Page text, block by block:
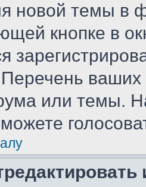
новой темы в
кнопке в
ваших
или темы.